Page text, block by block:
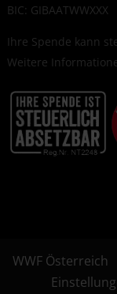
BIC: GIBAATWWXXX
Ihre Spende kann
Weitere
WWF Österreich